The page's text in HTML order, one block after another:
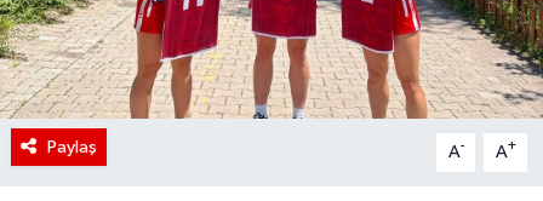
Paylaş A- A+